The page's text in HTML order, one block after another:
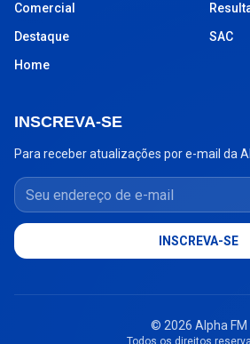
Comercial
Destaque
Home
SAC
INSCREVA-SE
Para receber atualizações por e-mail da
Seu endereço de e-mail
INSCREVA-SE
© 2026 Alpha FM
Todos os direitos